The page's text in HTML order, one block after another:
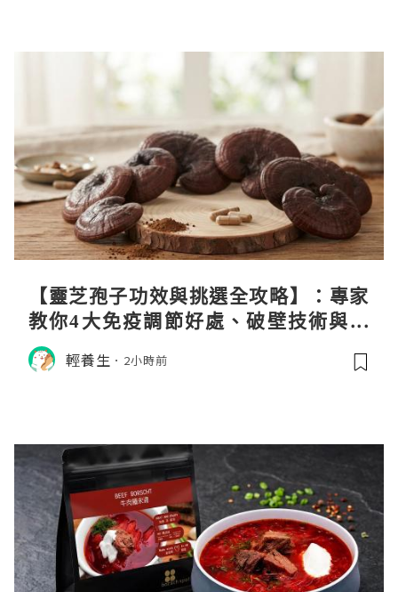
【靈芝孢子功效與挑選全攻略】：專家
教你4大免疫調節好處、破壁技術與挑
選秘訣
輕養生 2小時前